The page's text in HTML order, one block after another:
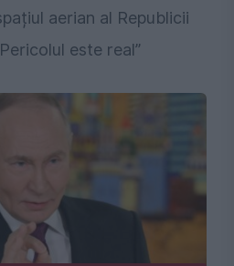
aerian al Republicii
este real”